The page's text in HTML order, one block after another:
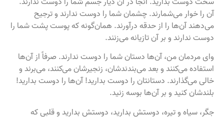
آن را خوار می‌شمارند. چشمان شما را دوست ندارند و ترجیح
می‌دهند آن‌ها را از حدقه درآورند. همان‌گونه که پوست پشت شما را
دوست ندارند و بر آن تازیانه می‌زنند.
وای مردمان من، آن‌ها دستان شما را دوست ندارند. صرفاً از آن‌ها
استفاده می‌کنند و بعد می‌بندندشان، زنجیرشان می‌کنند، می‌برند و
خالی می‌گذارند. دستانتان را دوست بدارید! آن‌ها را دوست بدارید!
بلندشان کنید و بر آن‌ها بوسه زنید.
جگر، سیاه و تیره، دوستش بدارید، دوستش بدارید و قلبی که